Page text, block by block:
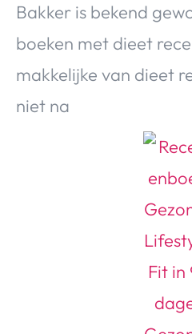
Over Valerie
Over
VALERIE'S
Health &
Travel
Bakker is bekend
boeken met dieet
makkelijke van dieet
niet na